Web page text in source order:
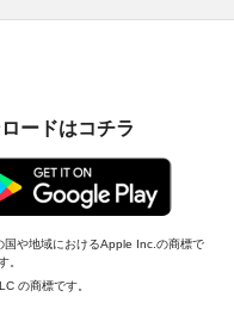
ードはコチラ
や地域におけるApple Inc.の商標で
。
の商標です。